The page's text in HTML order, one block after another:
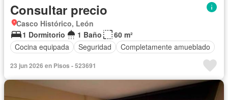
Consultar precio
Casco Histórico, León
1 Dormitorio
1 Baño
60 m²
Cocina equipada
Seguridad Completamente amueblado
23 jun 2026 en Pisos - 523691